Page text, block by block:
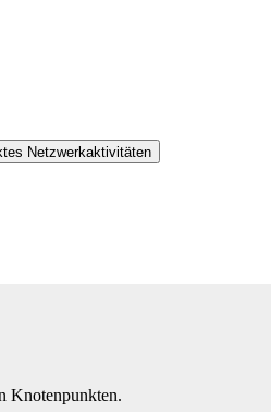
Netzwerkaktivitäten
Knotenpunkten.